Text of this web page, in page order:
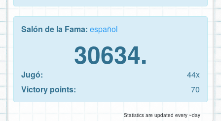
Salón de la Fama: español
30634.
Jugó:
44x
Victory points:
70
Statistics are updated every ~day